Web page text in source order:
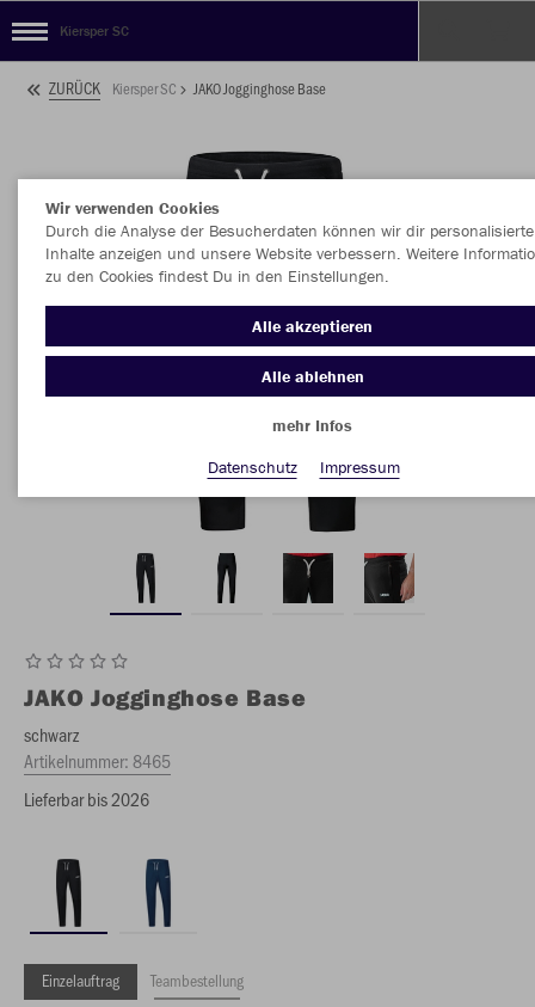
Kiersper SC
ZURÜCK Kiersper SC JAKO Jogginghose Base
JAKO Jogginghose Base
schwarz
Artikelnummer:8465
Lieferbar bis 2026
Einzelauftrag Teambestellung
Wir verwenden Cookies
Durch die Analyse der Besucherdaten können wir dir personalisierte
Inhalte anzeigen und unsere Website verbessern. Weitere
zu den Cookies findest Du in den Einstellungen.
Alle akzeptieren
Alle ablehnen
mehr Infos
Datenschutz
Impressum